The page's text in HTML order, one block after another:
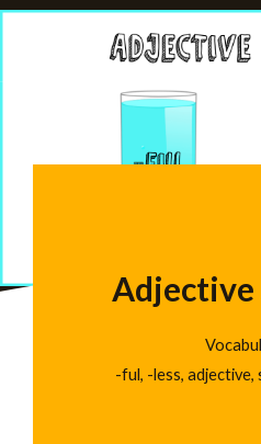
Ir
Adjective
-ful, -less, adjective,